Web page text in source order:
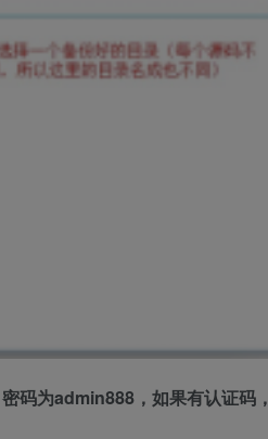
码为admin888，如果有认证码，